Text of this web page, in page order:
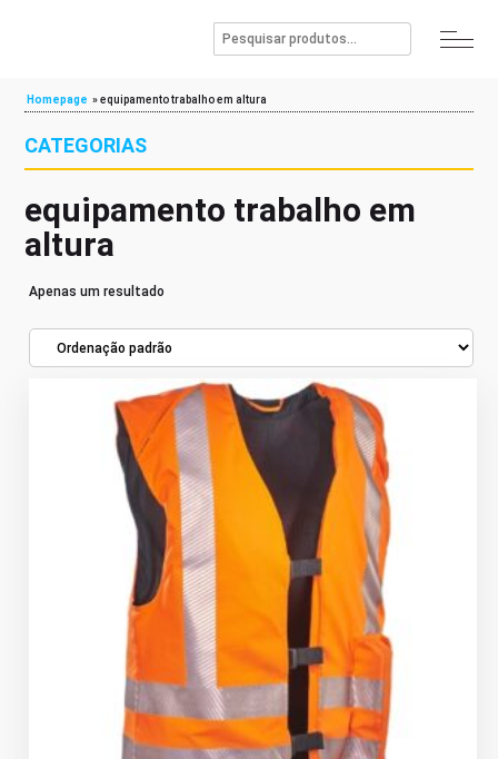
Homepage »equipamento trabalho em altura
CATEGORIAS
equipamento trabalho em
altura
Apenas um resultado